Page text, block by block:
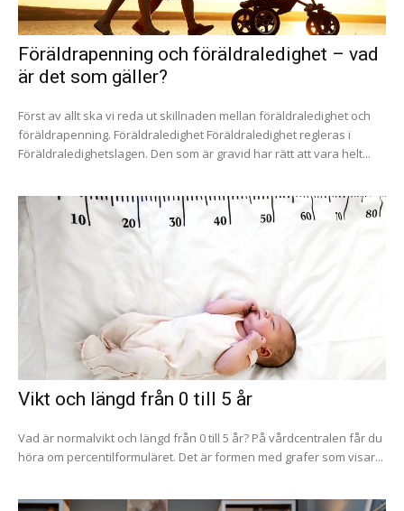
Föräldrapenning och föräldraledighet – vad
är det som gäller?
Först av allt ska vi reda ut skillnaden mellan föräldraledighet och
föräldrapenning. Föräldraledighet Föräldraledighet regleras i
Föräldraledighetslagen. Den som är gravid har rätt att vara helt...
Vikt och längd från 0 till 5 år
Vad är normalvikt och längd från 0 till 5 år? På vårdcentralen får du
höra om percentilformuläret. Det är formen med grafer som visar...